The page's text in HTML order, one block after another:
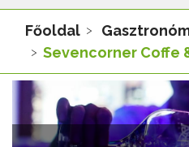
Főoldal
Sevencorner Coffe